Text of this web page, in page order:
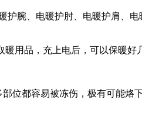
、电暖护肘、电暖护肩、
品，充上电后，可以保暖好
都容易被冻伤，极有可能烙